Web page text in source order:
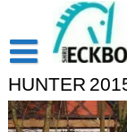
Accueil
Saison 2026-2027
HUNTER